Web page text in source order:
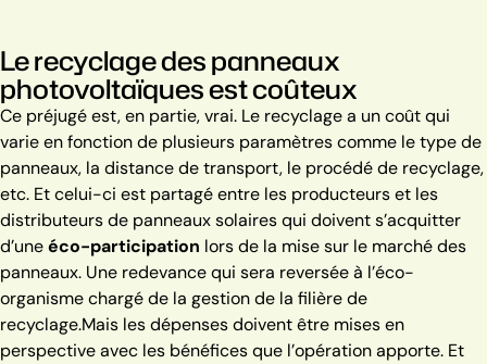
Le recyclage des panneaux
photovoltaïques est coûteux
Ce préjugé est, en partie, vrai. Le recyclage a un coût qui
varie en fonction de plusieurs paramètres comme le type de
panneaux, la distance de transport, le procédé de recyclage,
etc. Et celui-ci est partagé entre les producteurs et les
distributeurs de panneaux solaires qui doivent s’acquitter
d’uneéco-participation lors de la mise sur le marché des
panneaux. Une redevance qui sera reversée à l’éco-
organisme chargé de la gestion de la filière de
recyclage.Mais les dépenses doivent être mises en
perspective avec les bénéfices que l’opération apporte. Et